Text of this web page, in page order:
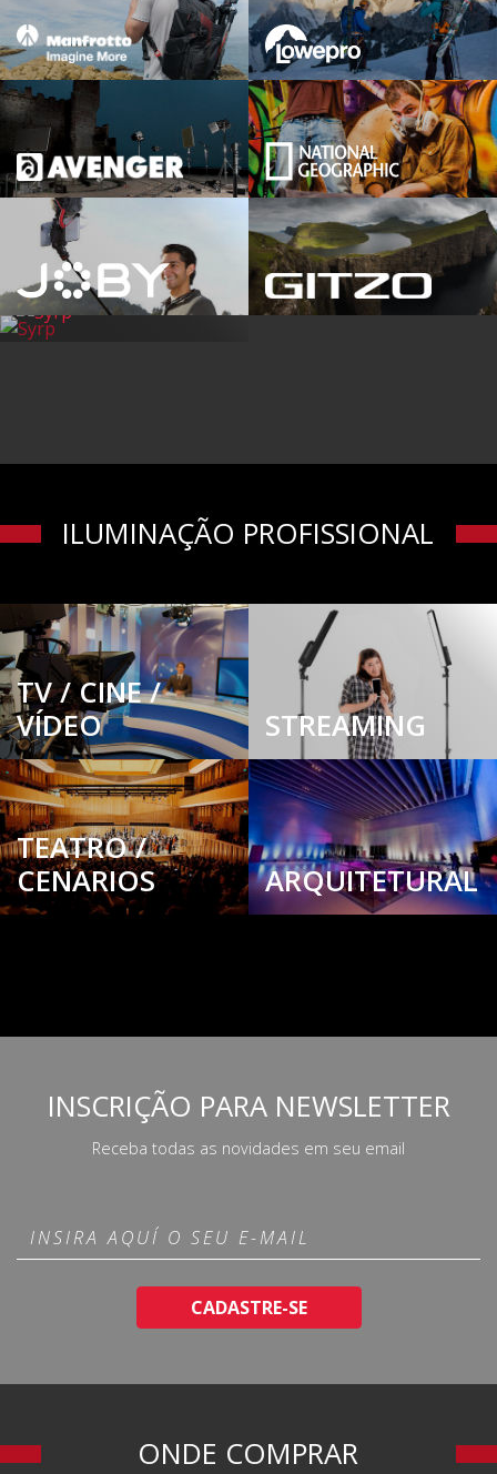
ILUMINAÇÃO PROFISSIONAL
TV / CINE /
VÍDEO
STREAMING
TEATRO /
CENARIOS
ARQUITETURAL
INSCRIÇÃO PARA NEWSLETTER
Receba todas as novidades em seu email
CADASTRE-SE
ONDE COMPRAR